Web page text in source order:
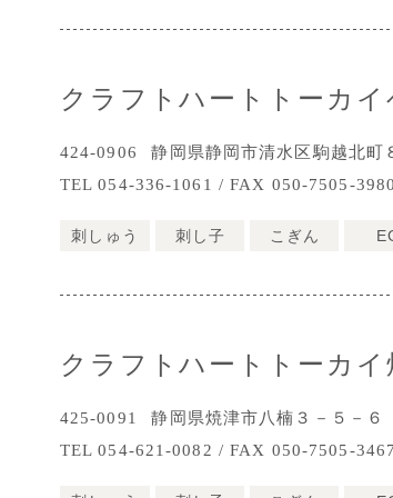
クラフトハートトーカ
424-0906
静岡県静岡市清水区駒越北
TEL 054-336-1061 / FAX 050-7505-3980
刺しゅう 刺し子 こぎん
クラフトハートトーカイ
425-0091
静岡県焼津市八楠３－５－６
TEL 054-621-0082 / FAX 050-7505-3467